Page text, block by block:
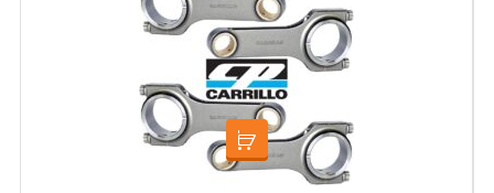
LOE EDASI